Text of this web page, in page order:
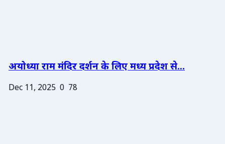
अयोध्या राम मंदिर दर्शन के लिए मध्य प्रदेश से...
Dec 11, 2025 0 78